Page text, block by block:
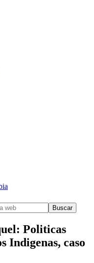
Politicas
Indigenas, caso